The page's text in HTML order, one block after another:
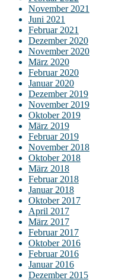
November 2021
Juni 2021
Februar 2021
Dezember 2020
November 2020
März 2020
Februar 2020
Januar 2020
Dezember 2019
November 2019
Oktober 2019
März 2019
Februar 2019
November 2018
Oktober 2018
März 2018
Februar 2018
Januar 2018
Oktober 2017
April 2017
März 2017
Februar 2017
Oktober 2016
Februar 2016
Januar 2016
Dezember 2015